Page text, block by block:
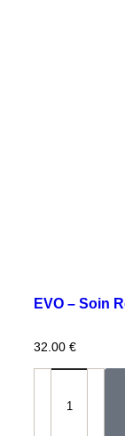
EVO – Soin
32.00 €